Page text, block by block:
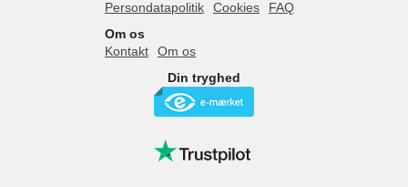
Persondatapolitik
Cookies
FAQ
Om os
Kontakt
Om os
Din tryghed